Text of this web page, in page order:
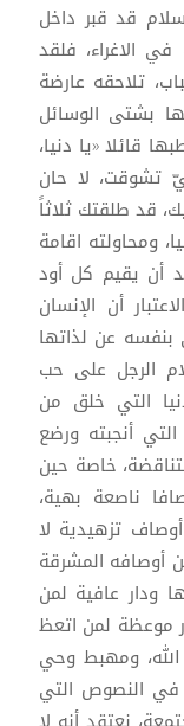
قد قبر داخل
الاغراء، فلقد
تلاحقه عارضة
بشتى الوسائل
قائلا «يا دنيا،
تشوقت، لا حان
قد طلقتك ثلاثاً
ومحاولته اقامة
أن يقيم كل أود
أن الإنسان
بنفسه عن لذاتها
الرجل على حب
التي خلق من
أنجبته ورضع
خاصة حين
ناصعة بهية،
تزهيدية لا
أوصافه المشرقة
ودار عافية لمن
موعظة لمن اتعظ
ومهبط وحي
لكن بتأملنا في النصوص التي